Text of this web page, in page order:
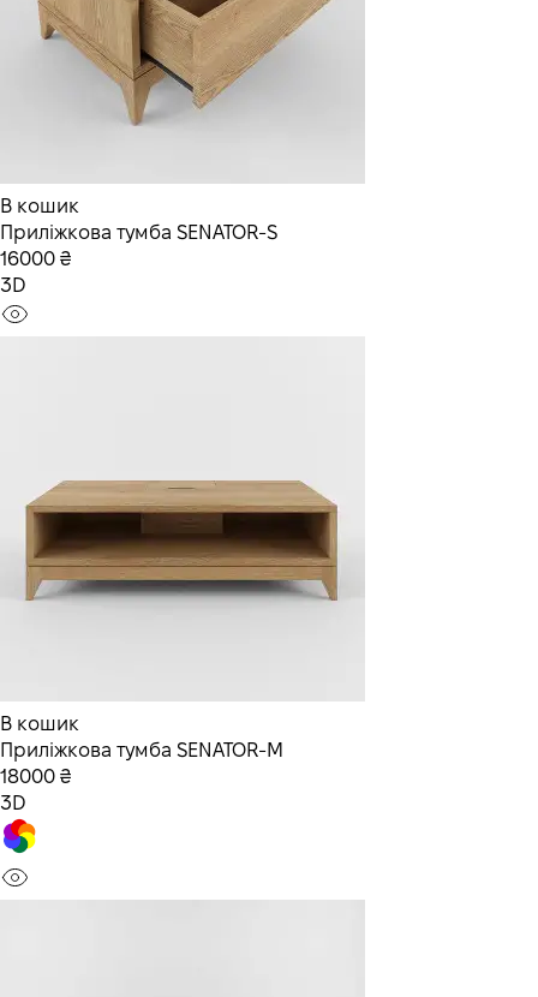
В кошик
Приліжкова тумба SENATOR-S
16000 ₴
3D
В кошик
Приліжкова тумба SENATOR-M
18000 ₴
3D